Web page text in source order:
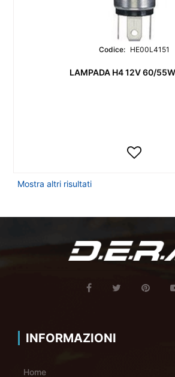
Codice: HE00L4151
LAMPADA H4 12V 60/
Mostra altri risultati
INFORMAZIONI
Home